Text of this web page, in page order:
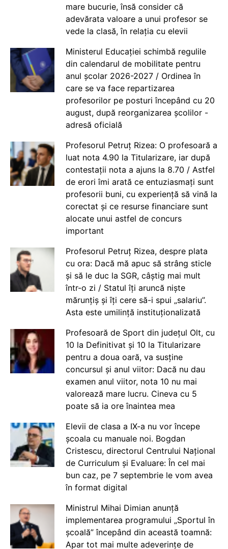
mare bucurie, însă consider că
adevărata valoare a unui profesor se
vede la clasă, în relația cu elevii
Ministerul Educației schimbă regulile
din calendarul de mobilitate pentru
anul școlar 2026-2027 / Ordinea în
care se va face repartizarea
profesorilor pe posturi începând cu 20
august, după reorganizarea școlilor -
adresă oficială
Profesorul Petruț Rizea: O profesoară a
luat nota 4.90 la Titularizare, iar după
contestații nota a ajuns la 8.70 / Astfel
de erori îmi arată ce entuziasmați sunt
profesorii buni, cu experiență să vină la
corectat și ce resurse financiare sunt
alocate unui astfel de concurs
important
Profesorul Petruț Rizea, despre plata
cu ora: Dacă mă apuc să strâng sticle
și să le duc la SGR, câștig mai mult
într-o zi / Statul îți aruncă niște
mărunțiș și îți cere să-i spui „salariu”.
Asta este umilință instituționalizată
Profesoară de Sport din județul Olt, cu
10 la Definitivat și 10 la Titularizare
pentru a doua oară, va susține
concursul și anul viitor: Dacă nu dau
examen anul viitor, nota 10 nu mai
valorează mare lucru. Cineva cu 5
poate să ia ore înaintea mea
Elevii de clasa a IX-a nu vor începe
școala cu manuale noi. Bogdan
Cristescu, directorul Centrului Național
de Curriculum și Evaluare: În cel mai
bun caz, pe 7 septembrie le vom avea
în format digital
Ministrul Mihai Dimian anunță
implementarea programului „Sportul în
școală” începând din această toamnă:
Apar tot mai multe adeverințe de